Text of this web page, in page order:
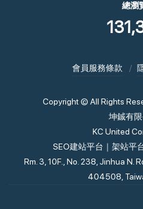
總瀏
會員服務條款
Copyright © All Rights
坤鋮有限
KC United
SEO建站平台｜架站平
Rm. 3, 10F., No. 238, Jinhua N.
404508,